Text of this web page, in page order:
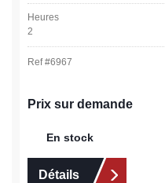
Heures
2
Ref #6967
Prix sur demande
En stock
Détails